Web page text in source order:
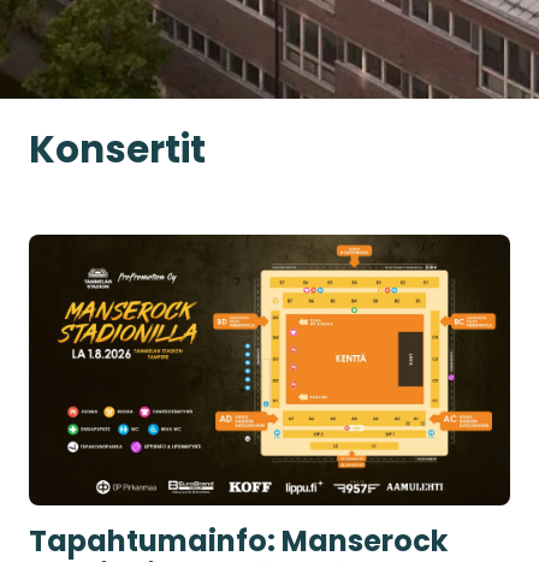
Konsertit
Tapahtumainfo: Manserock